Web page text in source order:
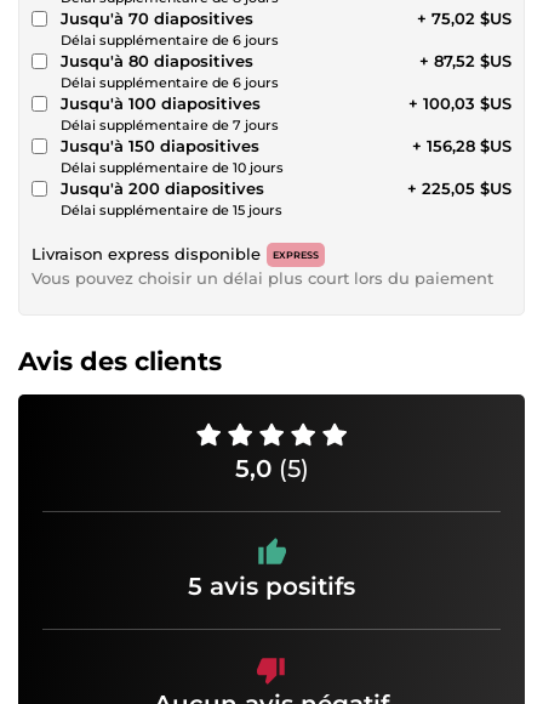
Jusqu'à 70 diapositives
Délai supplémentaire de 6 jours
+ 75,02 $US
Jusqu'à 80 diapositives
Délai supplémentaire de 6 jours
+ 87,52 $US
Jusqu'à 100 diapositives
Délai supplémentaire de 7 jours
+ 100,03 $US
Jusqu'à 150 diapositives
Délai supplémentaire de 10 jours
+ 156,28 $US
Jusqu'à 200 diapositives
Délai supplémentaire de 15 jours
+ 225,05 $US
Livraison express disponible EXPRESS
Vous pouvez choisir un délai plus court lors du paiement
Avis des clients
5,0 (5)
5 avis positifs